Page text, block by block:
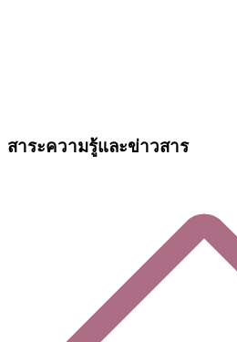
สาระความรู้และข่าวสาร